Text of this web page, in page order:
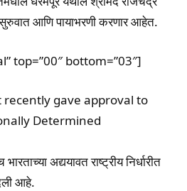
आणि पायाभरणी करणार आहेत.
top=”00″ bottom=”03″]
recently gave approval to
Determined
अद्ययावत राष्ट्रीय निर्धारीत
आहे.